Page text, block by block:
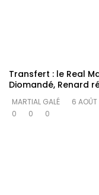
Transfert : le Real
Diomandé, Renard
MARTIAL GALÉ
6
0
0 0